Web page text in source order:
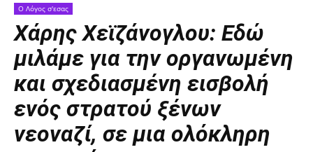
Ο Λόγος σ'εσας
Χάρης Χεϊζάνογλου: Εδώ
μιλάμε για την οργανωμένη
και σχεδιασμένη εισβολή
ενός στρατού ξένων
νεοναζί, σε μια ολόκληρη